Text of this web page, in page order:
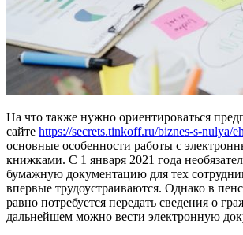
На что также нужно ориентироваться
сайте https://secrets.tinkoff.ru/biznes-s-nulya/
основные особенности работы с
книжками. С 1 января 2021 года
бумажную документацию для тех
впервые трудоустраиваются. Однако в
равно потребуется передать сведения о
дальнейшем можно вести электронную